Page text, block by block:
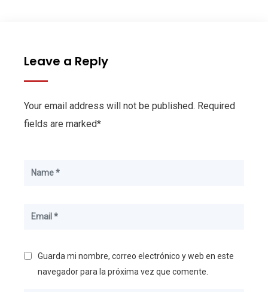
Leave a Reply
Your email address will not be published. Required
fields are marked*
Guarda mi nombre, correo electrónico y web en este
navegador para la próxima vez que comente.